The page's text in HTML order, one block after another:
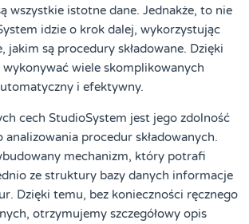
wszystkie istotne dane. Jednakże, to nie
idzie o krok dalej, wykorzystując
jakim są procedury składowane. Dzięki
wiele skomplikowanych
i efektywny.
cech StudioSystem jest jego zdolność
analizowania procedur składowanych.
mechanizm, który potrafi
ze struktury bazy danych informacje
Dzięki temu, bez konieczności ręcznego
otrzymujemy szczegółowy opis